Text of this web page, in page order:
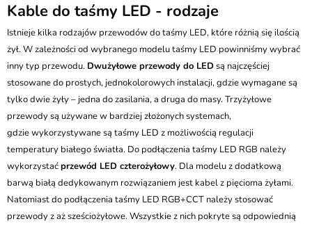
Kable do taśmy LED - rodzaje
Istnieje kilka rodzajów przewodów do taśmy LED, które różnią się ilością
żył. W zależności od wybranego modelu taśmy LED powinniśmy wybrać
inny typ przewodu. Dwużyłowe przewody do LEDsą najczęściej
stosowane do prostych, jednokolorowych instalacji, gdzie wymagane są
tylko dwie żyły – jedna do zasilania, a druga do masy. Trzyżyłowe
przewody są używane w bardziej złożonych systemach,
gdzie wykorzystywane są taśmy LED z możliwością regulacji
temperatury białego światła. Do podłączenia taśmy LED RGB należy
wykorzystaćprzewód LED czterożyłowy. Dla modelu z dodatkową
barwą białą dedykowanym rozwiązaniem jest kabel z pięcioma żyłami.
Natomiast do podłączenia taśmy LED RGB+CCT należy stosować
przewody z aż sześciożyłowe. Wszystkie z nich pokryte są odpowiednią